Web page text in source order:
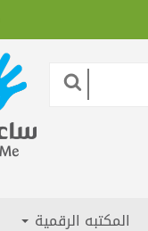
المكتبه الرقمية